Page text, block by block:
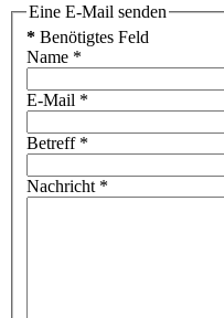
Eine E-Mail senden
* Benötigtes Feld
Name *
E-Mail *
Betreff*
Nachricht*